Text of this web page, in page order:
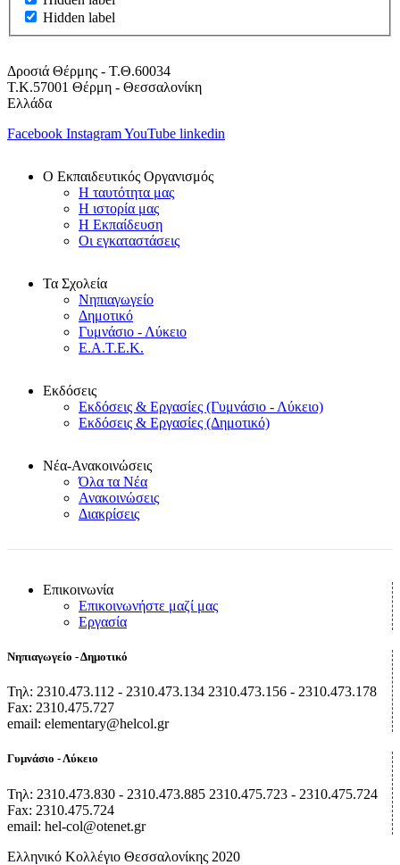
Hidden label
Δροσιά Θέρμης - Τ.Θ.60034
Τ.Κ.57001 Θέρμη - Θεσσαλονίκη
Ελλάδα
Facebook InstagramYouTube linkedin
Ο Εκπαιδευτικός Οργανισμός
Η ταυτότητα μας
Η ιστορία μας
Η Εκπαίδευση
Οι εγκαταστάσεις
Τα Σχολεία
Νηπιαγωγείο
Δημοτικό
Γυμνάσιο - Λύκειο
Ε.Α.Τ.Ε.Κ.
Εκδόσεις
Εκδόσεις & Εργασίες (Γυμνάσιο - Λύκειο)
Εκδόσεις & Εργασίες (Δημοτικό)
Νέα-Ανακοινώσεις
Όλα τα Νέα
Ανακοινώσεις
Διακρίσεις
Επικοινωνία
Επικοινωνήστε μαζί μας
Εργασία
Νηπιαγωγείο - Δημοτικό
Τηλ: 2310.473.112 - 2310.473.134 2310.473.156 - 2310.473.178
Fax: 2310.475.727
email: elementary@helcol.gr
Γυμνάσιο - Λύκειο
Τηλ: 2310.473.830 - 2310.473.885 2310.475.723 - 2310.475.724
Fax: 2310.475.724
email: hel-col@otenet.gr
Ελληνικό Κολλέγιο Θεσσαλονίκης 2020